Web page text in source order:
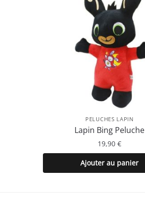
PELUCHES LAPIN
Lapin Bing Peluche
19,90 €
Ajouter au panier